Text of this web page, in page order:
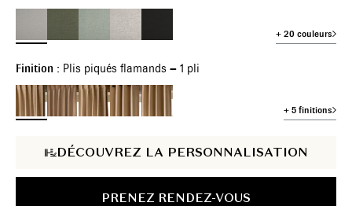
+ 20 couleurs
Finition : Plis piqués flamands – 1 pli
+ 5 finitions
DÉCOUVREZ LA PERSONNALISATION
PRENEZ RENDEZ-VOUS